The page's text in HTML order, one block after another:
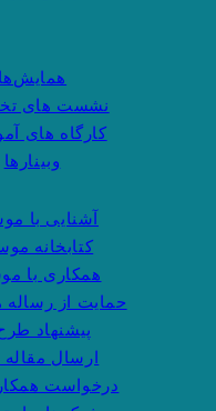
همایش‌ها
نشست های
کارگاه های
وبینارها
آشنایی با
کتابخانه
همکاری با
حمایت از
پیشنهاد
ارسال
درخواست